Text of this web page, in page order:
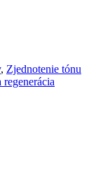
, Zjednotenie tónu